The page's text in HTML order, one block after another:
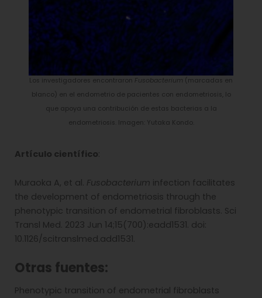
Los investigadores encontraron Fusobacterium (marcadas en
blanco) en el endometrio de pacientes con endometriosis, lo
que apoya una contribución de estas bacterias a la
endometriosis. Imagen: Yutaka Kondo.
Artículo científico:
Muraoka A, et al. Fusobacterium infection facilitates
the development of endometriosis through the
phenotypic transition of endometrial fibroblasts. Sci
Transl Med. 2023 Jun 14;15(700):eadd1531. doi:
10.1126/scitranslmed.add1531.
Otras fuentes:
Phenotypic transition of endometrial fibroblasts